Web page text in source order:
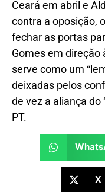
Ceará em abril e
contra a oposição,
fechar as portas
Gomes em direção
serve como um
deixadas pelos
de vez a aliança do
PT.
X